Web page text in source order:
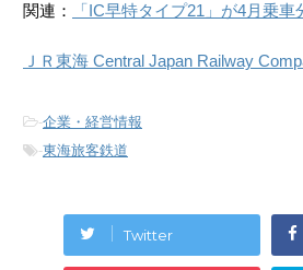
関連：
「IC早特タイプ21」が4月乗
ＪＲ東海 Central Japan Railway
-企業・経営情報
-東海旅客鉄道
Twitter